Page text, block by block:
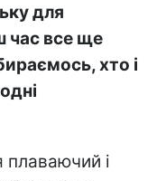
для
час все ще
хто і
плаваючий і